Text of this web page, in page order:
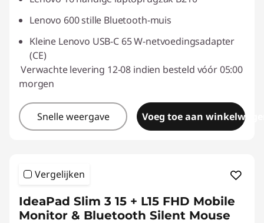
Lenovo 600 stille Bluetooth-muis
Kleine Lenovo USB-C 65 W-netvoedingsadapter
(CE)
Verwachte levering 12-08 indien besteld vóór 05:00
morgen
Snelle weergave Voeg toe aan
Vergelijken
IdeaPad Slim 3 15 + L15 FHD Mobile
Monitor & Bluetooth Silent Mouse